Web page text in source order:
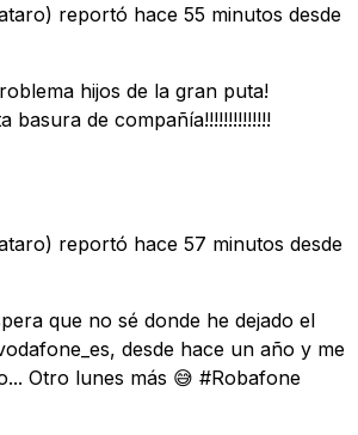
reportó hace 55 minutos desde
hijos de la gran puta!
basura de compañía!!!!!!!!!!!!!!
reportó hace 57 minutos desde
que no sé donde he dejado el
desde hace un año y me
Otro lunes más 😅 #Robafone